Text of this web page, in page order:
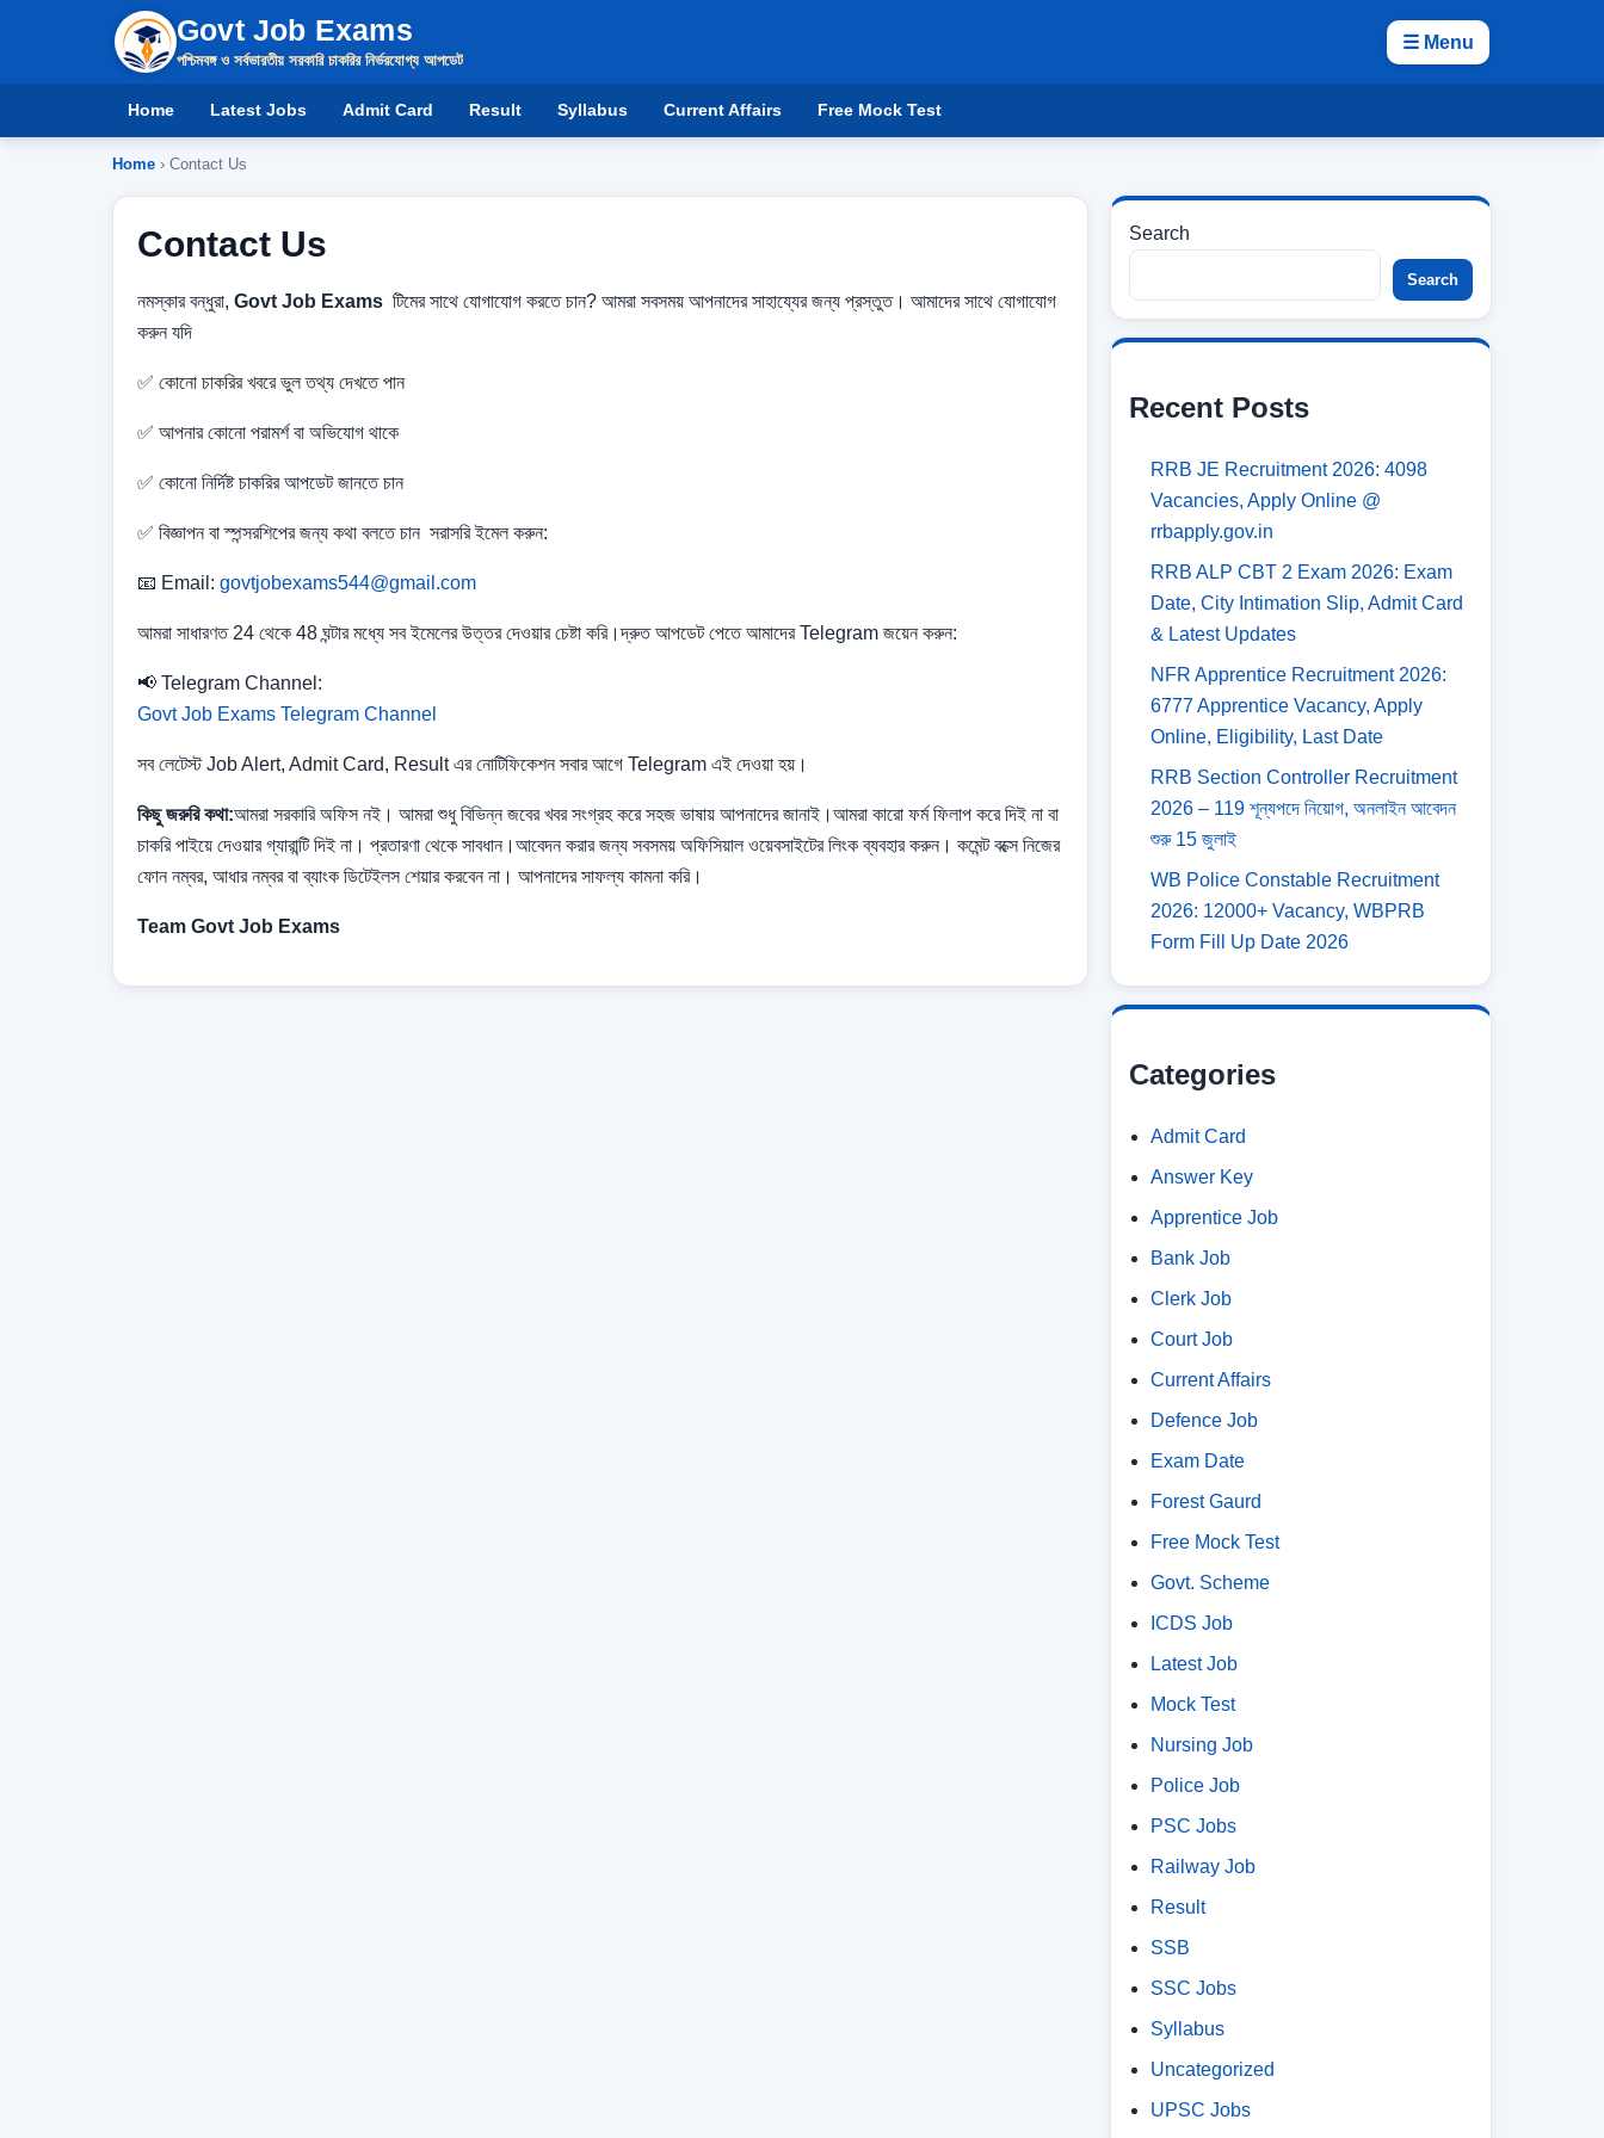
Govt Job Exams
পশ্চিমবঙ্গ ও সর্বভারতীয় সরকারি চাকরির নির্ভরযোগ্য আপডেট
☰ Menu
Home Latest Jobs Admit Card Result Syllabus Current Affairs Free Mock Test
Home › Contact Us
Contact Us
নমস্কার বন্ধুরা, Govt Job Exams টিমের সাথে যোগাযোগ করতে চান? আমরা সবসময় আপনাদের সাহায্যের জন্য প্রস্তুত। আমাদের সাথে যোগাযোগ
করুন যদি
✅ কোনো চাকরির খবরে ভুল তথ্য দেখতে পান
✅ আপনার কোনো পরামর্শ বা অভিযোগ থাকে
✅ কোনো নির্দিষ্ট চাকরির আপডেট জানতে চান
✅ বিজ্ঞাপন বা স্পন্সরশিপের জন্য কথা বলতে চান সরাসরি ইমেল করুন:
📧 Email: govtjobexams544@gmail.com
আমরা সাধারণত 24 থেকে 48 ঘন্টার মধ্যে সব ইমেলের উত্তর দেওয়ার চেষ্টা করি।দ্রুত আপডেট পেতে আমাদের Telegram জয়েন করুন:
📢 Telegram Channel:
Govt Job Exams Telegram Channel
সব লেটেস্ট Job Alert, Admit Card, Result এর নোটিফিকেশন সবার আগে Telegram এই দেওয়া হয়।
কিছু জরুরি কথা:আমরা সরকারি অফিস নই। আমরা শুধু বিভিন্ন জবের খবর সংগ্রহ করে সহজ ভাষায় আপনাদের জানাই।আমরা কারো ফর্ম ফিলাপ করে দিই না বা
চাকরি পাইয়ে দেওয়ার গ্যারান্টি দিই না। প্রতারণা থেকে সাবধান।আবেদন করার জন্য সবসময় অফিসিয়াল ওয়েবসাইটের লিংক ব্যবহার করুন। কমেন্ট বক্সে নিজের
ফোন নম্বর, আধার নম্বর বা ব্যাংক ডিটেইলস শেয়ার করবেন না। আপনাদের সাফল্য কামনা করি।
Team Govt Job Exams
Search
Search
Recent Posts
RRB JE Recruitment 2026: 4098
Vacancies, Apply Online @
rrbapply.gov.in
RRB ALP CBT 2 Exam 2026: Exam
Date, City Intimation Slip, Admit Card
& Latest Updates
NFR Apprentice Recruitment 2026:
6777 Apprentice Vacancy, Apply
Online, Eligibility, Last Date
RRB Section Controller Recruitment
2026 – 119 শূন্যপদে নিয়োগ, অনলাইন আবেদন
শুরু 15 জুলাই
WB Police Constable Recruitment
2026: 12000+ Vacancy, WBPRB
Form Fill Up Date 2026
Categories
Admit Card
Answer Key
Apprentice Job
Bank Job
Clerk Job
Court Job
Current Affairs
Defence Job
Exam Date
Forest Gaurd
Free Mock Test
Govt. Scheme
ICDS Job
Latest Job
Mock Test
Nursing Job
Police Job
PSC Jobs
Railway Job
Result
SSB
SSC Jobs
Syllabus
Uncategorized
UPSC Jobs